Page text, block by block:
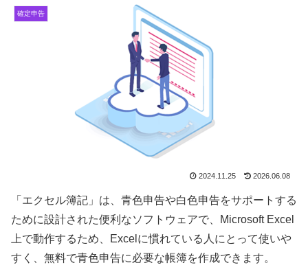
確定申告
2024.11.25 2026.06.08
「エクセル簿記」は、青色申告や白色申告をサポートする
ために設計された便利なソフトウェアで、Microsoft Excel
上で動作するため、Excelに慣れている人にとって使いや
すく、無料で青色申告に必要な帳簿を作成できます。